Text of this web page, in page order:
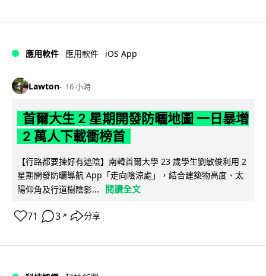
應用軟件 應用軟件 iOS App
Lawton 16 小時
首爾大生 2 星期開發防曬地圖 一日暴增
2 萬人下載衝榜首
【行路都要揀好有遮陰】南韓首爾大學 23 歲學生劉敏俊利用 2
星期開發防曬導航 App「走向陰涼處」，結合建築物高度、太
陽仰角及行道樹陰影...
閱讀全文
71 3 ↗ 分享